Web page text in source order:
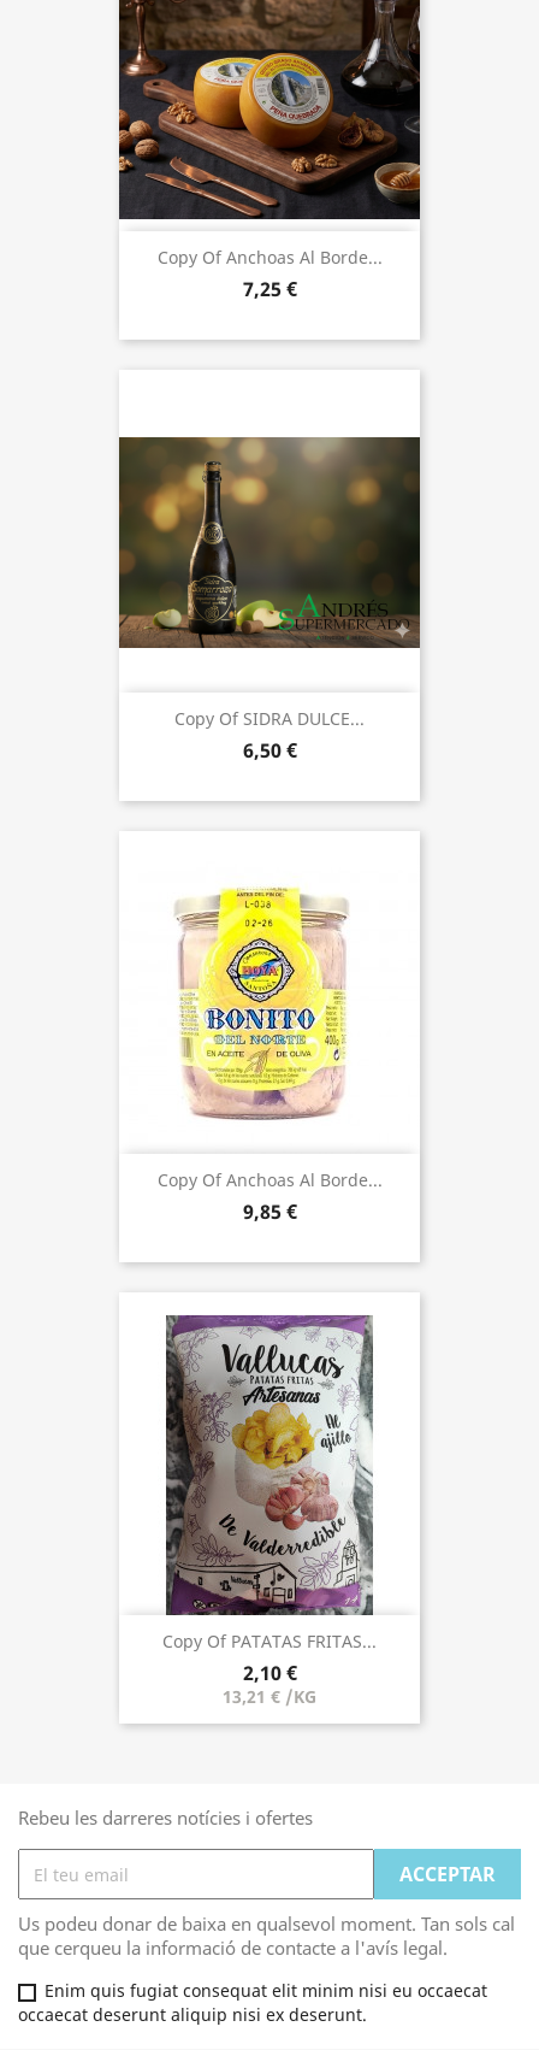
Copy Of Anchoas Al Borde...
7,25 €
Copy Of SIDRA DULCE...
6,50 €
Copy Of Anchoas Al Borde...
9,85 €
Copy Of PATATAS FRITAS...
2,10 €
13,21 € /KG
Rebeu les darreres notícies i ofertes
Us podeu donar de baixa en qualsevol moment. Tan sols cal
que cerqueu la informació de contacte a l'avís legal.
Enim quis fugiat consequat elit minim nisi eu occaecat
occaecat deserunt aliquip nisi ex deserunt.